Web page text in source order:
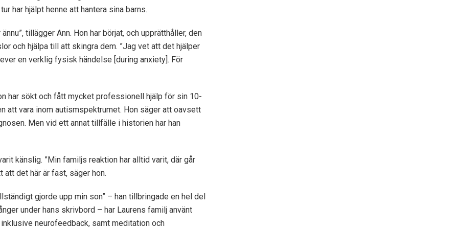
har hjälpt henne att hantera sina barns.
tillägger Ann. Hon har börjat, och upprätthåller, den
och hjälpa till att skingra dem. ”Jag vet att det hjälper
en verklig fysisk händelse [during anxiety]. För
har sökt och fått mycket professionell hjälp för sin 10-
att vara inom autismspektrumet. Hon säger att oavsett
Men vid ett annat tillfälle i historien har han
känslig. ”Min familjs reaktion har alltid varit, där går
det här är fast, säger hon.
gjorde upp min son” – han tillbringade en hel del
under hans skrivbord – har Laurens familj använt
neurofeedback, samt meditation och